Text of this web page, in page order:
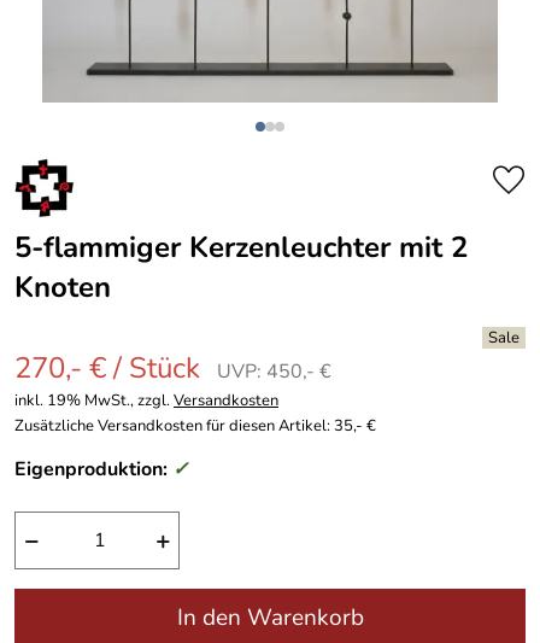
5-flammiger Kerzenleuchter mit 2
Knoten
270,- € / Stück UVP: 450,- €
inkl. 19% MwSt., zzgl.Versandkosten
Zusätzliche Versandkosten für diesen Artikel: 35,- €
Eigenproduktion: ✓
− +
In den Warenkorb